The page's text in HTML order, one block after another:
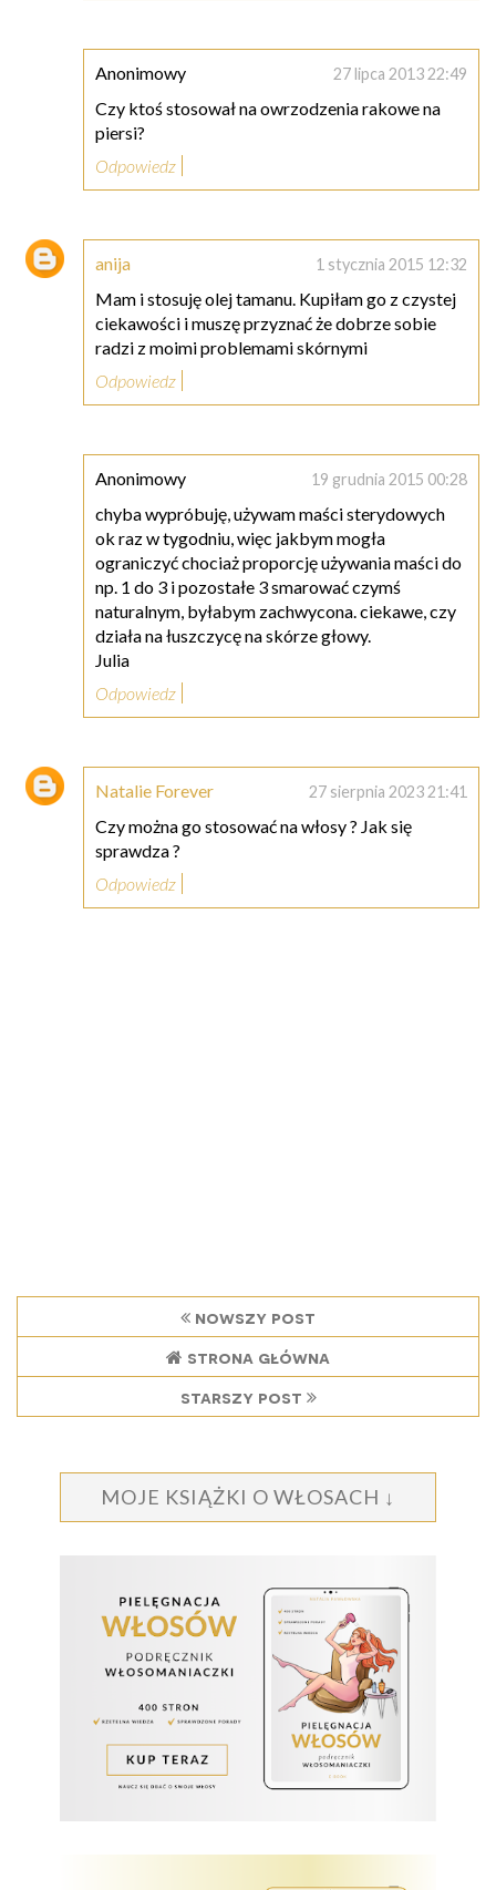
Anonimowy 27 lipca 2013 22:49
Czy ktoś stosował na owrzodzenia rakowe na
piersi?
Odpowiedz
anija 1 stycznia 2015 12:32
Mam i stosuję olej tamanu. Kupiłam go z czystej
ciekawości i muszę przyznać że dobrze sobie
radzi z moimi problemami skórnymi
Odpowiedz
Anonimowy 19 grudnia 2015 00:28
chyba wypróbuję, używam maści sterydowych
ok raz w tygodniu, więc jakbym mogła
ograniczyć chociaż proporcję używania maści do
np. 1 do 3 i pozostałe 3 smarować czymś
naturalnym, byłabym zachwycona. ciekawe, czy
działa na łuszczycę na skórze głowy.
Julia
Odpowiedz
Natalie Forever 27 sierpnia 2023 21:41
Czy można go stosować na włosy ? Jak się
sprawdza ?
Odpowiedz
nowszy post
strona główna
starszy post
MOJE KSIĄŻKI O WŁOSACH ↓